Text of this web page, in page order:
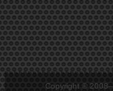
Copyright © 2008–